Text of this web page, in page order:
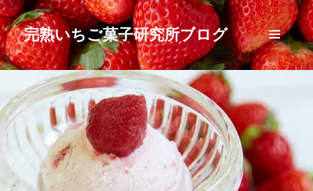
完熟いちご菓子研究所ブログ
メニュ
ーとウ